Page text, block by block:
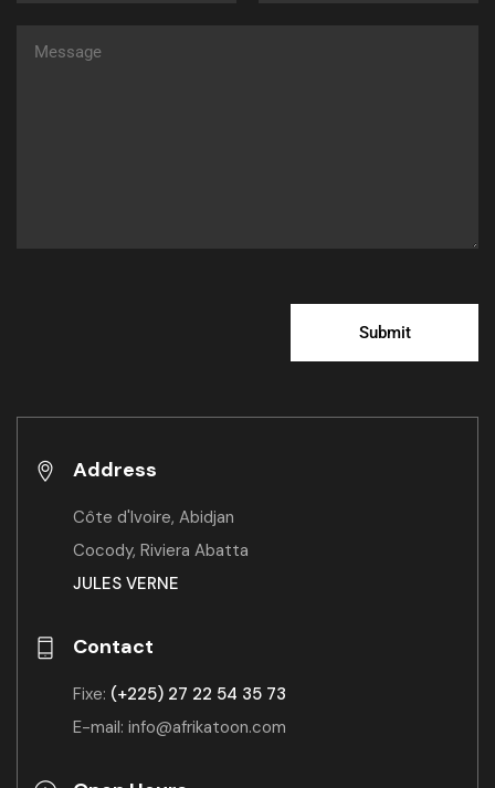
Address
Côte d'Ivoire, Abidjan
Cocody, Riviera Abatta
JULES VERNE
Contact
Fixe: (+225) 27 22 54 35 73
E-mail: info@afrikatoon.com